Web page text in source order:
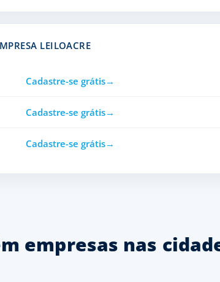
LEILOACRE
Cadastre-se grátis
Cadastre-se grátis
Cadastre-se grátis
empresas nas